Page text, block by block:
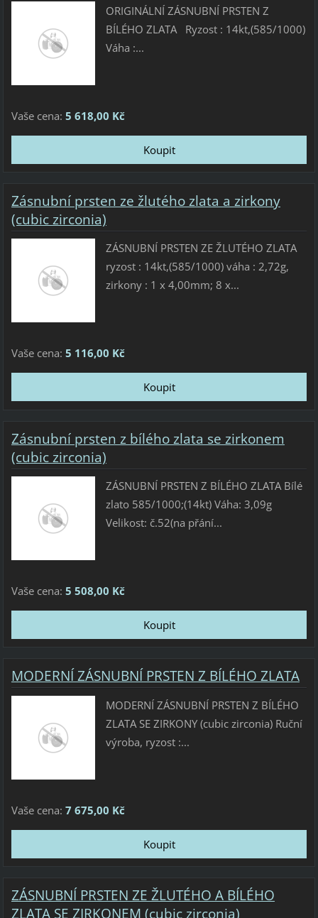
ORIGINÁLNÍ ZÁSNUBNÍ PRSTEN Z
BÍLÉHO ZLATA Ryzost : 14kt,(585/1000)
Váha :...
Vaše cena: 5 618,00 Kč
Zásnubní prsten ze žlutého zlata a zirkony
(cubic zirconia)
ZÁSNUBNÍ PRSTEN ZE ŽLUTÉHO ZLATA
ryzost : 14kt,(585/1000) váha : 2,72g,
zirkony : 1 x 4,00mm; 8 x...
Vaše cena: 5 116,00 Kč
Zásnubní prsten z bílého zlata se zirkonem
(cubic zirconia)
ZÁSNUBNÍ PRSTEN Z BÍLÉHO ZLATA Bílé
zlato 585/1000;(14kt) Váha: 3,09g
Velikost: č.52(na přání...
Vaše cena: 5 508,00 Kč
MODERNÍ ZÁSNUBNÍ PRSTEN Z BÍLÉHO ZLATA
MODERNÍ ZÁSNUBNÍ PRSTEN Z BÍLÉHO
ZLATA SE ZIRKONY (cubic zirconia) Ruční
výroba, ryzost :...
Vaše cena: 7 675,00 Kč
ZÁSNUBNÍ PRSTEN ZE ŽLUTÉHO A BÍLÉHO
ZLATA SE ZIRKONEM (cubic zirconia)